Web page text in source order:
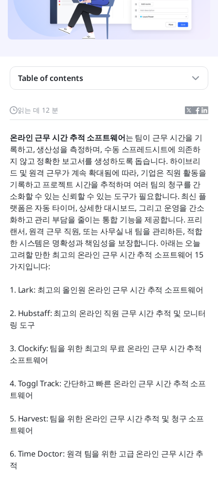
읽는 데 12 분
온라인 근무 시간 추적 소프트웨어는 팀이 근무 시간을 기
록하고, 생산성을 측정하며, 수동 스프레드시트에 의존하
지 않고 정확한 보고서를 생성하도록 돕습니다. 하이브리
드 및 원격 근무가 계속 확대됨에 따라, 기업은 직원 활동을
기록하고 프로젝트 시간을 추적하며 여러 팀의 청구를 간
소화할 수 있는 신뢰할 수 있는 도구가 필요합니다. 최신 플
랫폼은 자동 타이머, 상세한 대시보드, 그리고 운영을 간소
화하고 관리 부담을 줄이는 통합 기능을 제공합니다. 프리
랜서, 원격 근무 직원, 또는 사무실 내 팀을 관리하든, 적합
한 시스템은 명확성과 책임성을 보장합니다. 아래는 오늘
고려할 만한 최고의 온라인 근무 시간 추적 소프트웨어 15
가지입니다:
1. Lark: 최고의 올인원 온라인 근무 시간 추적 소프트웨어
2. Hubstaff: 최고의 온라인 직원 근무 시간 추적 및 모니터
링 도구
3. Clockify: 팀을 위한 최고의 무료 온라인 근무 시간 추적
소프트웨어
4. Toggl Track: 간단하고 빠른 온라인 근무 시간 추적 소프
트웨어
5. Harvest: 팀을 위한 온라인 근무 시간 추적 및 청구 소프
트웨어
6. Time Doctor: 원격 팀을 위한 고급 온라인 근무 시간 추
적
Table of contents
동하나요?
좋은 온라인 시간 추적 소프트웨어에는 어떤 기능이
포함되어야 합니까?
상위 15개 온라인 시간 추적 도구 리뷰
추가 팁: 클라우드 기반 시간 추적 플랫폼은 얼마나
안전한가요?
결론
자주 묻는 질문
관련 읽기